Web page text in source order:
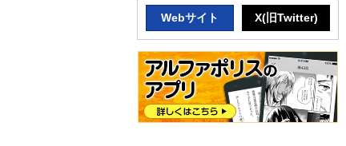
Webサイト X(旧Twitter)